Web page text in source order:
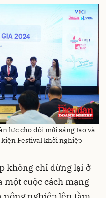
lực cho đổi mới sáng tạo và
Festival khởi nghiệp
không chỉ dừng lại ở
một cuộc cách mạng